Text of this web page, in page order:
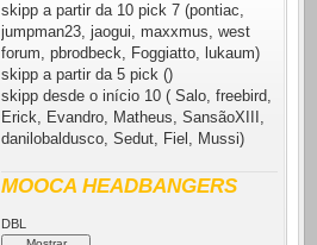
skipp a partir da 10 pick 7 (pontiac,
jumpman23, jaogui, maxxmus, west
forum, pbrodbeck, Foggiatto, lukaum)
skipp a partir da 5 pick ()
skipp desde o início 10 ( Salo, freebird,
Erick, Evandro, Matheus, SansãoXIII,
danilobaldusco, Sedut, Fiel, Mussi)
MOOCA HEADBANGERS
DBL